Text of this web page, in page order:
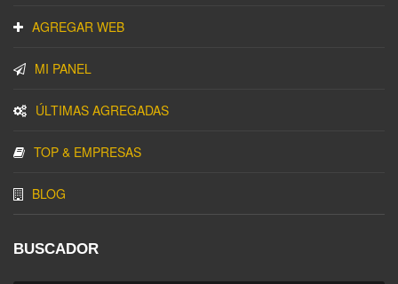
AGREGAR WEB
MI PANEL
ÚLTIMAS AGREGADAS
TOP & EMPRESAS
BLOG
BUSCADOR